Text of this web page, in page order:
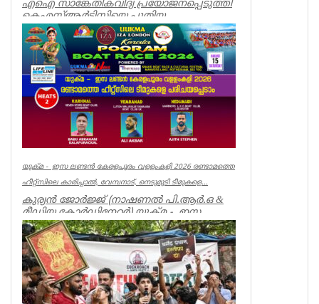
എഐ സാങ്കേതികവിദ്യ പ്രയോജനപ്പെടുത്തി
കെഎസ്ആർടിസിയെ പുതിയ
യുഗത്തിലേക്ക് നയിക്കുകയാണ് ലക്ഷ്യമെന്ന്
ഗതാ...
Kerala
യുക്മ - ഇസ ലണ്ടൻ കേരളപൂരം വളളംകളി 2026 രണ്ടാമത്തെ
ഹീറ്റ്സിലെ കാരിച്ചാൽ, വേമ്പനാട്, നെടുമുടി ടീമുകളെ...
കുര്യൻ ജോർജ്ജ് (നാഷണൽ പി.ആർ.ഒ &
മീഡിയ കോർഡിനേറ്റർ) യുക്മ - ഇസ
ലണ്ടൻ കേരളപൂരം വ...
Associations